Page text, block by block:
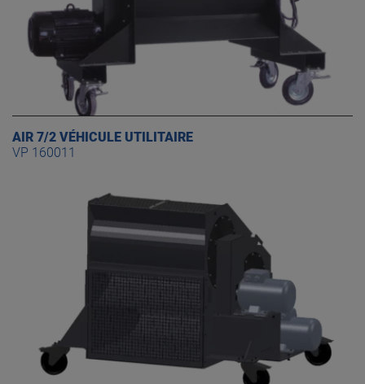
AIR 7/2 VÉHICULE UTILITAIRE
VP 160011